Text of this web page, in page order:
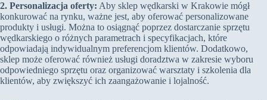
2. Personalizacja oferty: Aby sklep wędkarski w Krakowie mógł
konkurować na rynku, ważne jest, aby oferować personalizowane
produkty i usługi. Można to osiągnąć poprzez dostarczanie sprzętu
wędkarskiego o różnych parametrach i specyfikacjach, które
odpowiadają indywidualnym preferencjom klientów. Dodatkowo,
sklep może oferować również usługi doradztwa w zakresie wyboru
odpowiedniego sprzętu oraz organizować warsztaty i szkolenia dla
klientów, aby zwiększyć ich zaangażowanie i lojalność.